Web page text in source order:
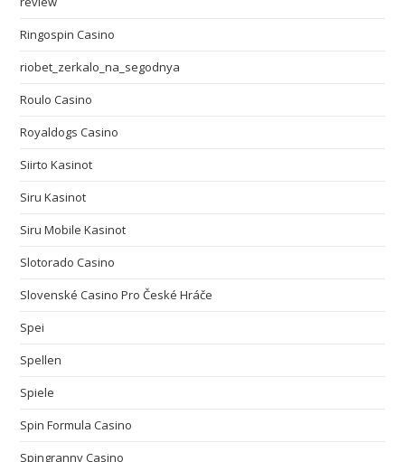
Ringospin Casino
riobet_zerkalo_na_segodnya
Roulo Casino
Royaldogs Casino
Siirto Kasinot
Siru Kasinot
Siru Mobile Kasinot
Slotorado Casino
Slovenské Casino Pro České Hráče
Spei
Spellen
Spiele
Spin Formula Casino
Spingranny Casino